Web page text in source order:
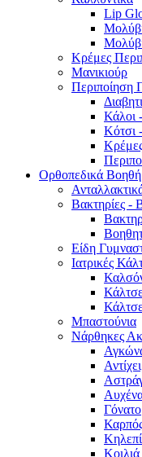
Lip
Κρέμες
Μανικιούρ
Περιποίηση
Κάλοι
Κότσι
Ορθοπεδικά
Βακτηρίες -
Είδη
Ιατρικές
Μπαστούνια
Νάρθηκες
Γόνατο
Κοιλιά